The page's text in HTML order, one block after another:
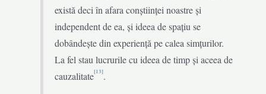
există deci în afara conștiinței noastre și
independent de ea, și ideea de spațiu se
dobândește din experiență pe calea simțurilor.
La fel stau lucrurile cu ideea de timp și aceea de
cauzalitate[13].